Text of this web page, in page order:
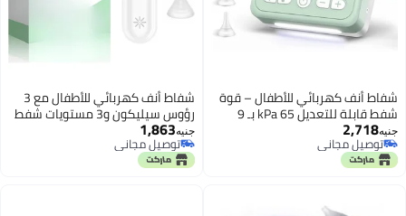
شفاط أنف كهربائي للأطفال – قوة
شفط قابلة للتعديل 65 kPa بـ 9
مستويات، لتنظيف أنف الرضع
والأطفال الصغار بلطف مع إضاءة
ليلية مريحة
جنيه2,718
توصيل مجاني
توصيل مجاني
شفاط أنف كهربائي للأطفال مع 3
رؤوس سيليكون و3 مستويات شفط
وتصميم مضاد للارتجاع لتنظيف أنف
الرضع بلطف
جنيه1,863
توصيل مجاني
توصيل مجاني